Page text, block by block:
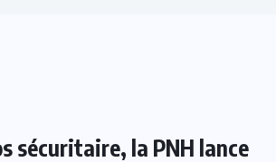
sécuritaire, la PNH lance